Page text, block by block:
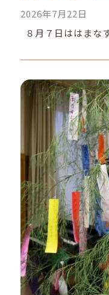
2026年7月22日
８月７日ははまな